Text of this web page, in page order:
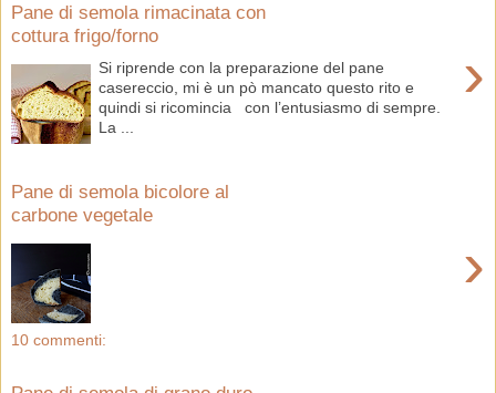
Pane di semola rimacinata con
cottura frigo/forno
›
Si riprende con la preparazione del pane
casereccio, mi è un pò mancato questo rito e
quindi si ricomincia con l’entusiasmo di sempre.
La ...
Pane di semola bicolore al
carbone vegetale
›
10 commenti: